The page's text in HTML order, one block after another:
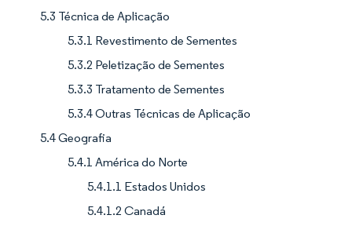
5.3 Técnica de Aplicação
5.3.1 Revestimento de Sementes
5.3.2 Peletização de Sementes
5.3.3 Tratamento de Sementes
5.3.4 Outras Técnicas de Aplicação
5.4 Geografia
5.4.1 América do Norte
5.4.1.1 Estados Unidos
5.4.1.2 Canadá